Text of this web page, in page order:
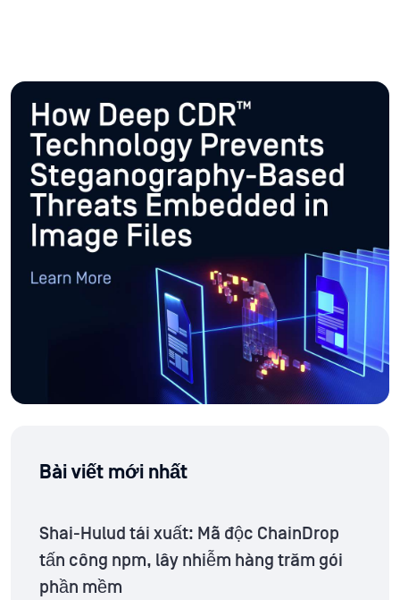
Bài viết mới nhất
Shai-Hulud tái xuất: Mã độc ChainDrop
tấn công npm, lây nhiễm hàng trăm gói
phần mềm